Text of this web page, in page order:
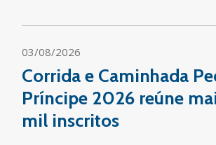
03/08/2026
Corrida e Caminhada
Príncipe 2026 reúne
mil inscritos